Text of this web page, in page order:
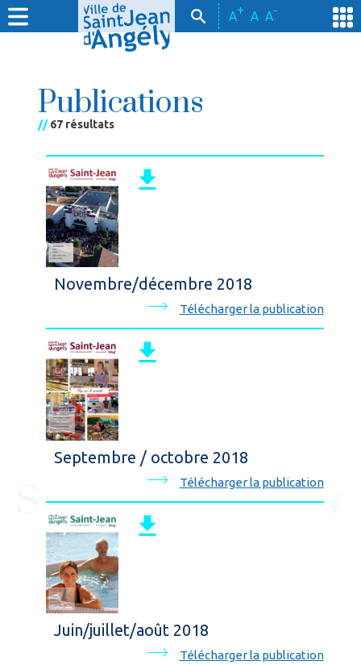
A+ A A-
Publications
//67 résultats
Novembre/décembre 2018
Télécharger la publication
Septembre / octobre 2018
Télécharger la publication
Juin/juillet/août 2018
Télécharger la publication